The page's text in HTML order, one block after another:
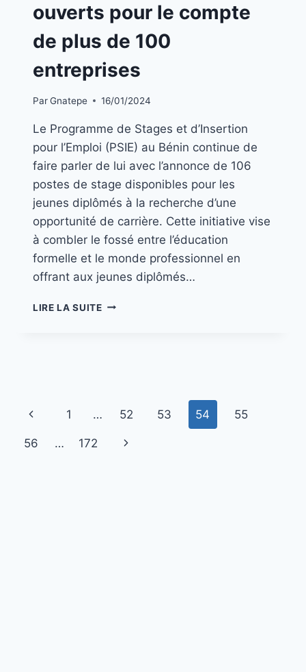
|ouverts pour le compte
de plus de 100
entreprises
ParGnatepe 16/01/2024
Le Programme de Stages et d’Insertion
pour l’Emploi (PSIE) au Bénin continue de
faire parler de lui avec l’annonce de 106
postes de stage disponibles pour les
jeunes diplômés à la recherche d’une
opportunité de carrière. Cette initiative vise
à combler le fossé entre l’éducation
formelle et le monde professionnel en
offrant aux jeunes diplômés…
LIRE LA SUITE
1 … 52 53 54 55
56 … 172